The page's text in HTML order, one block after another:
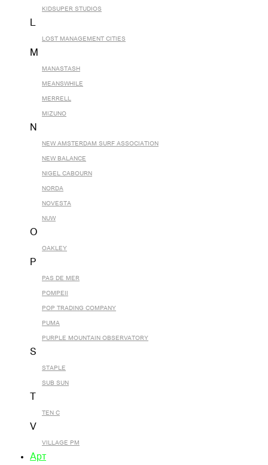
KIDSUPER STUDIOS
L
LOST MANAGEMENT CITIES
M
MANASTASH
MEANSWHILE
MERRELL
MIZUNO
N
NEW AMSTERDAM SURF ASSOCIATION
NEW BALANCE
NIGEL CABOURN
NORDA
NOVESTA
NUW
O
OAKLEY
P
PAS DE MER
POMPEII
POP TRADING COMPANY
PUMA
PURPLE MOUNTAIN OBSERVATORY
S
STAPLE
SUB SUN
TEN C
V
VILLAGE PM
Арт